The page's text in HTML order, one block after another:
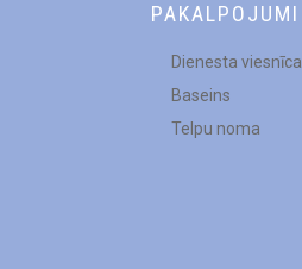
PAKALPOJUMI
Dienesta viesnīca
Baseins
Telpu noma